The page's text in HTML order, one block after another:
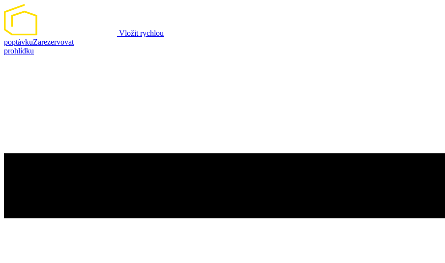
Vložit rychlou
poptávkuZarezervovat
prohlídku